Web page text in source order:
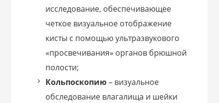
исследование, обеспечивающее
четкое визуальное отображение
кисты с помощью ультразвукового
«просвечивания» органов брюшной
полости;
Кольпоскопию– визуальное
обследование влагалища и шейки